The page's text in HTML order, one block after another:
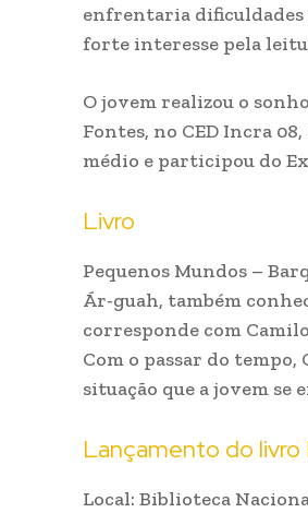
enfrentaria dificuldades
forte interesse pela
O jovem realizou o
Fontes, no CED Incra
médio e participou do
Livro
Pequenos Mundos –
Ár-guah, também
corresponde com
Com o passar do
situação que a jovem
Lançamento do livro
Local: Biblioteca